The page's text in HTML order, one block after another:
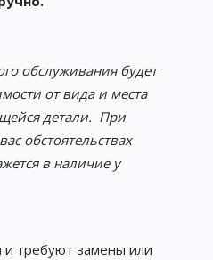
обслуживания будет
от вида и места
детали. При
обстоятельствах
в наличие у
требуют замены или